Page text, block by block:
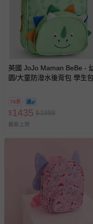
預購商品：預購為海
助取消退款事宜。
商品如因「價格、組
會主動以簡訊及mail
償。
英國 JoJo Maman BeBe -
園/大童防潑水後背包 學生包
76折
$1435 $1888
最新上架